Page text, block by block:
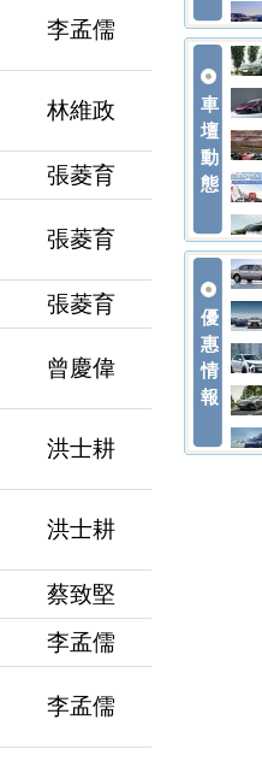
李孟儒
林維政
張菱育
張菱育
張菱育
曾慶偉
洪士耕
洪士耕
蔡致堅
李孟儒
李孟儒
美
五
場
裝
更
問
lari
／
返
大
里程
價
秒
為
排
全
車
壇
動
態
ic
o
rix
慧
勇
低
陪
算
務
躋
優
惠
情
報
案
入
同
遇
A6